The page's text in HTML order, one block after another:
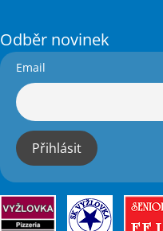
Odběr novinek
Email